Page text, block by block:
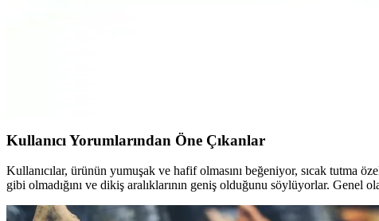
Kullanıcı Yorumlarından Öne Çıkanlar
Kullanıcılar, ürünün yumuşak ve hafif olmasını beğeniyor, sıcak tutma
gibi olmadığını ve dikiş aralıklarının geniş olduğunu söylüyorlar. Genel